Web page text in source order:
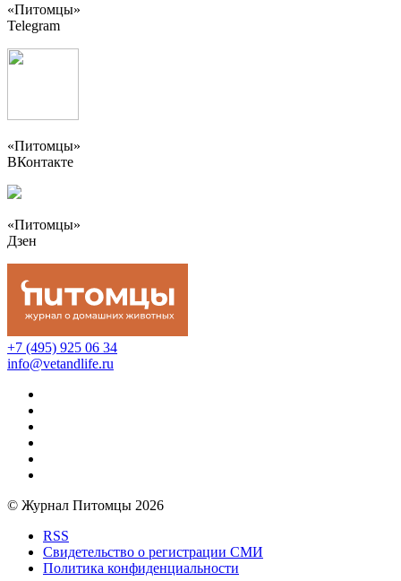
«Питомцы»
Telegram
«Питомцы»
ВКонтакте
«Питомцы»
Дзен
+7 (495) 925 06 34
info@vetandlife.ru
© Журнал Питомцы 2026
RSS
Свидетельство о регистрации СМИ
Политика конфиденциальности